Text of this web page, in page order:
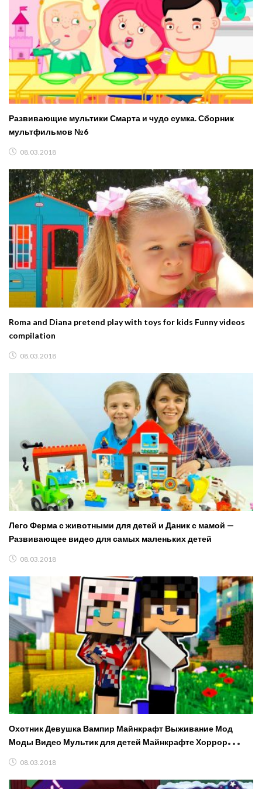
Развивающие мультики Смарта и чудо сумка. Сборник
мультфильмов №6
08.03.2018
Roma and Diana pretend play with toys for kids Funny videos
compilation
08.03.2018
Лего Ферма с животными для детей и Даник с мамой —
Развивающее видео для самых маленьких детей
08.03.2018
Охотник Девушка Вампир Майнкрафт Выживание Мод
Моды Видео Мультик для детей Майнкрафте Хоррор
08.03.2018